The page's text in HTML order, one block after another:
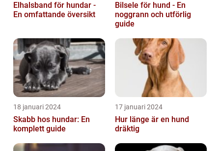
Elhalsband för hundar -
En omfattande översikt
Bilsele för hund - En
noggrann och utförlig
guide
18 januari 2024
Skabb hos hundar: En
komplett guide
17 januari 2024
Hur länge är en hund
dräktig